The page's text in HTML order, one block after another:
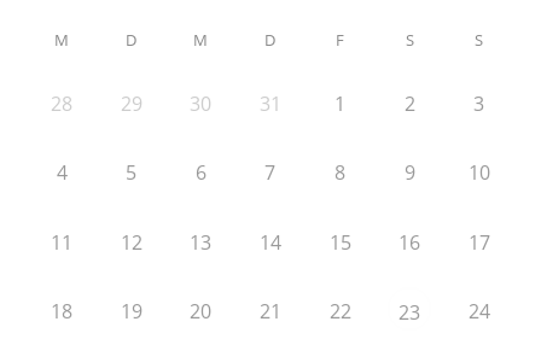
M D M D F S S
28 29 30 31 1 2 3
4 5 6 7 8 9 10
11 12 13 14 15 16 17
18 19 20 21 22 23 24